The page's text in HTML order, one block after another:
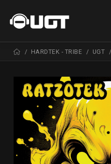
HARDTEK - TRIBE UGT